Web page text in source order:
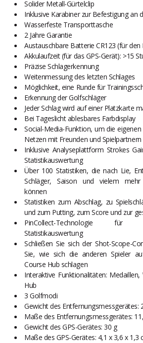
Solider Metall-Gürtelclip
Inklusive Karabiner zur Befestigung an
Wasserfeste Transporttasche
2 Jahre Garantie
Austauschbare Batterie CR123 (für
Akkulaufzeit (für das GPS-Gerät): >15
Präzise Schlagerkennung
Weitenmessung des letzten Schlages
Möglichkeit, eine Runde für
Erkennung der Golfschläger
Jeder Schlag wird auf einer Platzkarte
Bei Tageslicht ablesbares Farbdisplay
Social-Media-Funktion, um die
Netzen mit Freunden und Spielpartnern
Inklusive Analyseplattform Strokes
Statistikauswertung
Über 100 Statistiken, die nach Lie,
Schläger, Saison und vielem
können
Statistiken zum Abschlag, zu
und zum Putting, zum Score und zur
PinCollect-Technologie für
Statistikauswertung
Schließen Sie sich der Shot-Scope-
Sie, wie sich die anderen Spieler
Course Hub schlagen
Interaktive Funktionalitäten:
Hub
3 Golfmodi
Gewicht des Entfernungsmessgerätes:
Maße des Entfernungsmessgerätes:
Gewicht des GPS-Gerätes: 30 g
Maße des GPS-Gerätes: 4,1 x 3,6 x 1,3